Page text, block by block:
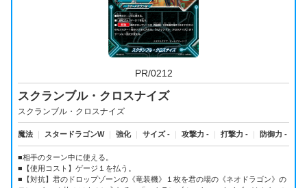
PR/0212
スクランブル・クロスナイズ
スクランブル・クロスナイズ
魔法 スタードラゴンW 強化 サイズ - 攻撃力 - 打撃力 - 防御力 -
■相手のターン中に使える。
■【使用コスト】ゲージ１を払う。
■【対抗】君のドロップゾーンの《竜装機》１枚を君の場の《ネオドラゴン》の